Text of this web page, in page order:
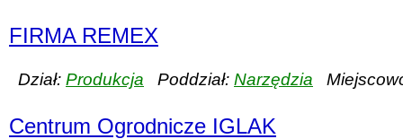
FIRMA REMEX
Dział: Produkcja Poddział: Narzędzia
Centrum Ogrodnicze IGLAK